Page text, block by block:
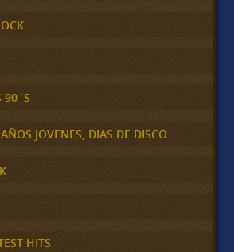
90´S
JOVENES, DIAS DE DISCO
HITS